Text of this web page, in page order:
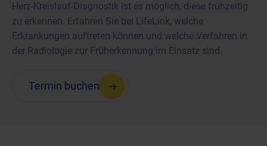
Herz-Kreislauf-Diagnostik ist es möglich, diese frühzeitig
zu erkennen. Erfahren Sie bei LifeLink, welche
Erkrankungen auftreten können und welche Verfahren in
der Radiologie zur Früherkennung im Einsatz sind.
Termin buchen